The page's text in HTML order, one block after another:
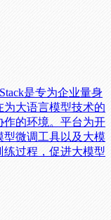
是专为企业量身
大语言模型技术的
作的环境。平台为开
型微调工具以及大模
过程，促进大模型